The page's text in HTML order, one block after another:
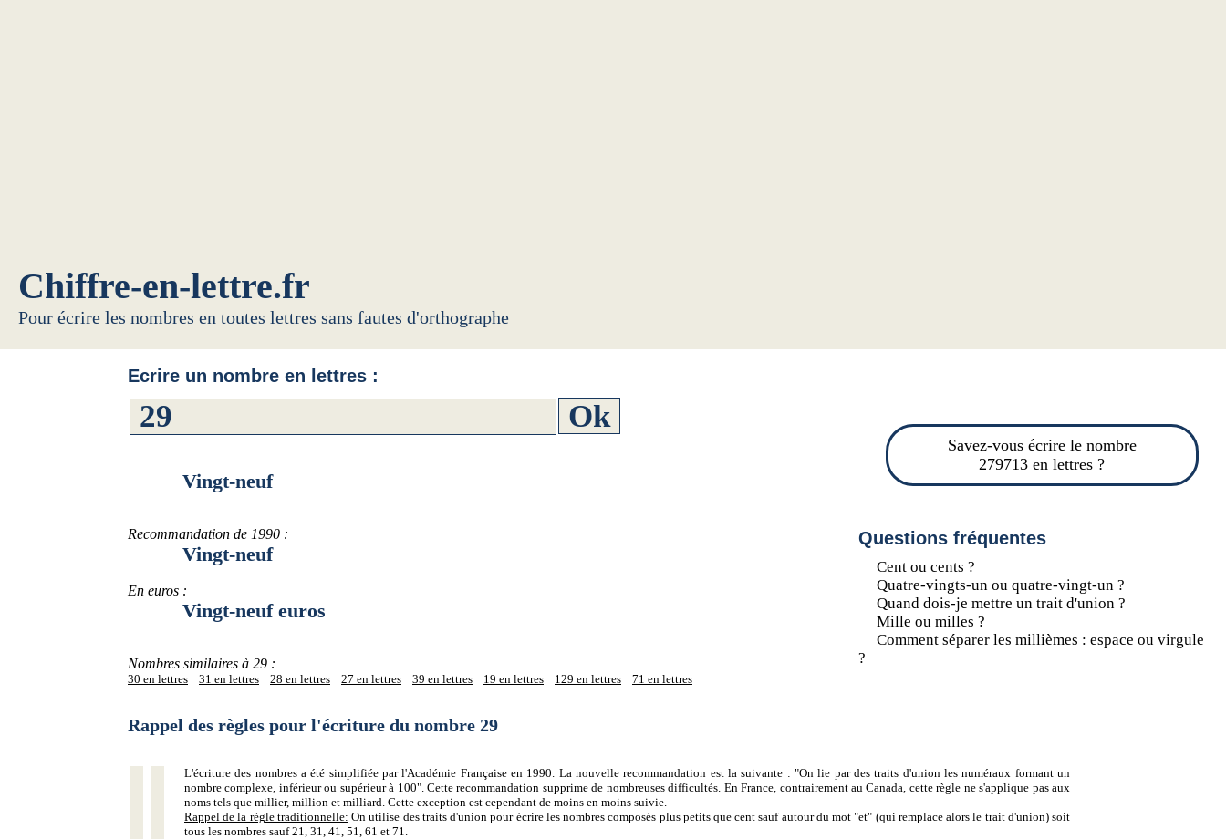
Chiffre-en-lettre.fr
Pour écrire les nombres en toutes lettres sans fautes d'orthographe
Savez-vous écrire le nombre
279713 en lettres ?
Questions fréquentes
Cent ou cents ?
Quatre-vingts-un ou quatre-vingt-un ?
Quand dois-je mettre un trait d'union ?
Mille ou milles ?
Comment séparer les millièmes : espace ou virgule
?
Ecrire un nombre en lettres :
Vingt-neuf
Recommandation de 1990 :
Vingt-neuf
En euros :
Vingt-neuf euros
Nombres similaires à 29 :
30 en lettres 31 en lettres 28 en lettres 27 en lettres 39 en lettres 19 en lettres 129 en lettres 71 en lettres
Rappel des règles pour l'écriture du nombre 29
L'écriture des nombres a été simplifiée par l'Académie Française en 1990. La nouvelle recommandation est la suivante : "On lie par des traits d'union les numéraux formant un
nombre complexe, inférieur ou supérieur à 100". Cette recommandation supprime de nombreuses difficultés. En France, contrairement au Canada, cette règle ne s'applique pas aux
noms tels que millier, million et milliard. Cette exception est cependant de moins en moins suivie.
Rappel de la règle traditionnelle: On utilise des traits d'union pour écrire les nombres composés plus petits que cent sauf autour du mot "et" (qui remplace alors le trait d'union) soit
tous les nombres sauf 21, 31, 41, 51, 61 et 71.